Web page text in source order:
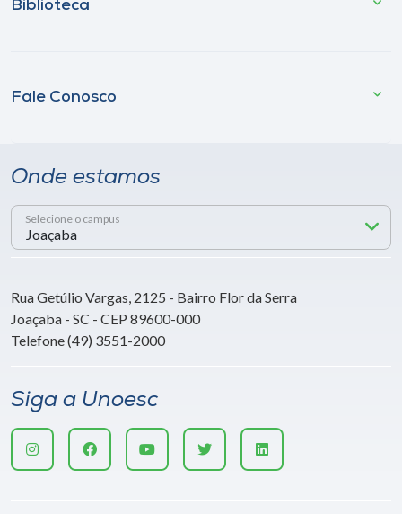
Biblioteca
Fale Conosco
Onde estamos
Selecione o campus
Rua Getúlio Vargas, 2125 - Bairro Flor da Serra
Joaçaba - SC - CEP 89600-000
Telefone (49) 3551-2000
Siga a Unoesc